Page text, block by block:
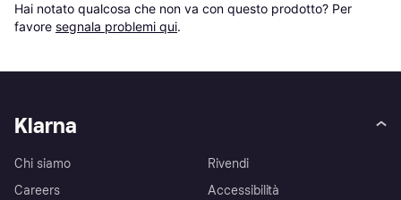
Hai notato qualcosa che non va con questo prodotto? Per
favore segnala problemi qui.
Klarna
Chi siamo
Careers
Rivendi
Accessibilità